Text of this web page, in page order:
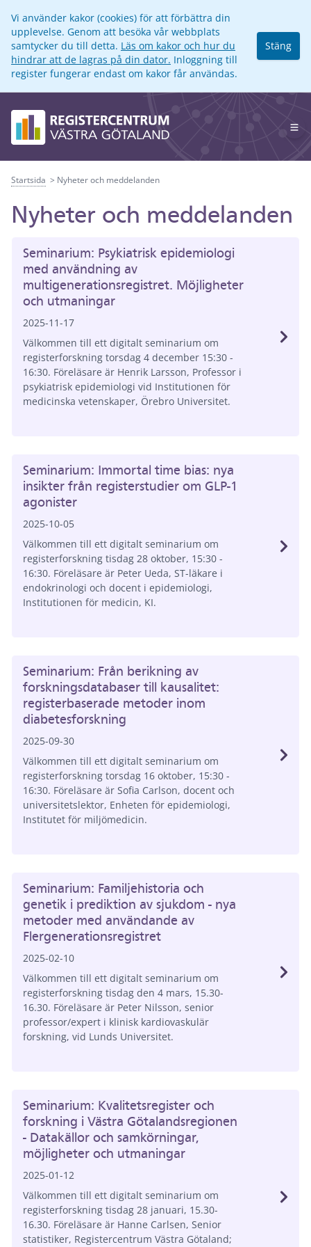
Vi använder kakor (cookies) för att förbättra din
upplevelse. Genom att besöka vår webbplats
samtycker du till detta. Läs om kakor och hur du
hindrar att de lagras på din dator. Inloggning till
register fungerar endast om kakor får användas.
Stäng
Startsida Nyheter och meddelanden
Nyheter och meddelanden
Seminarium: Psykiatrisk epidemiologi
med användning av
multigenerationsregistret. Möjligheter
och utmaningar
2025-11-17
Välkommen till ett digitalt seminarium om
registerforskning torsdag 4 december 15:30 -
16:30. Föreläsare är Henrik Larsson, Professor i
psykiatrisk epidemiologi vid Institutionen för
medicinska vetenskaper, Örebro Universitet.
Seminarium: Immortal time bias: nya
insikter från registerstudier om GLP-1
agonister
2025-10-05
Välkommen till ett digitalt seminarium om
registerforskning tisdag 28 oktober, 15:30 -
16:30. Föreläsare är Peter Ueda, ST-läkare i
endokrinologi och docent i epidemiologi,
Institutionen för medicin, KI.
Seminarium: Från berikning av
forskningsdatabaser till kausalitet:
registerbaserade metoder inom
diabetesforskning
2025-09-30
Välkommen till ett digitalt seminarium om
registerforskning torsdag 16 oktober, 15:30 -
16:30. Föreläsare är Sofia Carlson, docent och
universitetslektor, Enheten för epidemiologi,
Institutet för miljömedicin.
Seminarium: Familjehistoria och
genetik i prediktion av sjukdom - nya
metoder med användande av
Flergenerationsregistret
2025-02-10
Välkommen till ett digitalt seminarium om
registerforskning tisdag den 4 mars, 15.30-
16.30. Föreläsare är Peter Nilsson, senior
professor/expert i klinisk kardiovaskulär
forskning, vid Lunds Universitet.
Seminarium: Kvalitetsregister och
forskning i Västra Götalandsregionen
- Datakällor och samkörningar,
möjligheter och utmaningar
2025-01-12
Välkommen till ett digitalt seminarium om
registerforskning tisdag 28 januari, 15.30-
16.30. Föreläsare är Hanne Carlsen, Senior
statistiker, Registercentrum Västra Götaland;